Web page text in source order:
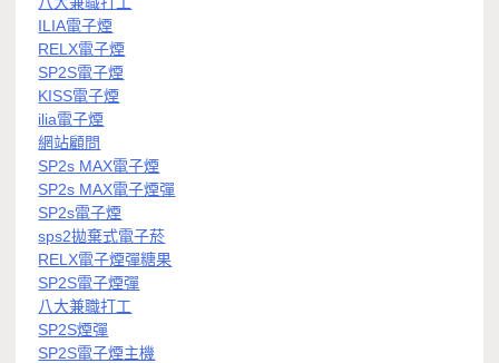
ILIA電子煙
RELX電子煙
SP2S電子煙
KISS電子煙
ilia電子煙
網站顧問
SP2s MAX電子煙
SP2s MAX電子煙彈
SP2s電子煙
sps2拋棄式電子菸
RELX電子煙彈糖果
SP2S電子煙彈
八大兼職打工
SP2S煙彈
SP2S電子煙主機